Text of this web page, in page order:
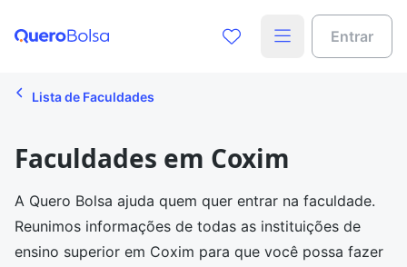
Entrar
Lista de Faculdades
Faculdades em Coxim
A Quero Bolsa ajuda quem quer entrar na faculdade.
Reunimos informações de todas as instituições de
ensino superior em Coxim para que você possa fazer